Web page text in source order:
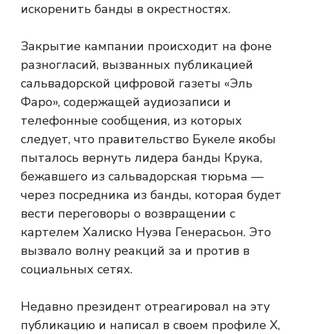
искоренить банды в окрестностях.
Закрытие кампании происходит на фоне
разногласий, вызванных публикацией
сальвадорской цифровой газеты «Эль
Фаро», содержащей аудиозаписи и
телефонные сообщения, из которых
следует, что правительство Букеле якобы
пыталось вернуть лидера банды Крука,
бежавшего из сальвадорская тюрьма —
через посредника из банды, которая будет
вести переговоры о возвращении с
картелем Халиско Нуэва Генерасьон. Это
вызвало волну реакций за и против в
социальных сетях.
Недавно президент отреагировал на эту
публикацию и написал в своем профиле X,